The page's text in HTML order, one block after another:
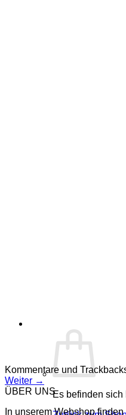
Es befinden sich
Kommentare und
Weiter →
ÜBER UNS
In unserem Webshop